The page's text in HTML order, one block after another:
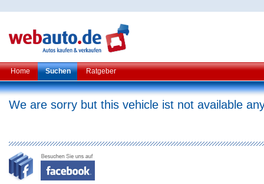
Home Suchen Ratgeber
We are sorry but this vehicle ist not available